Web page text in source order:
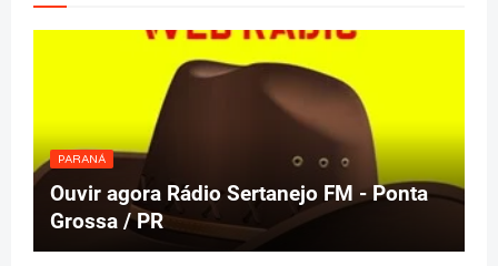
PARANÁ
Ouvir agora Rádio Sertanejo FM - Ponta
Grossa / PR